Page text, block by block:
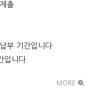
출
부 기간입니다
입니다
MORE